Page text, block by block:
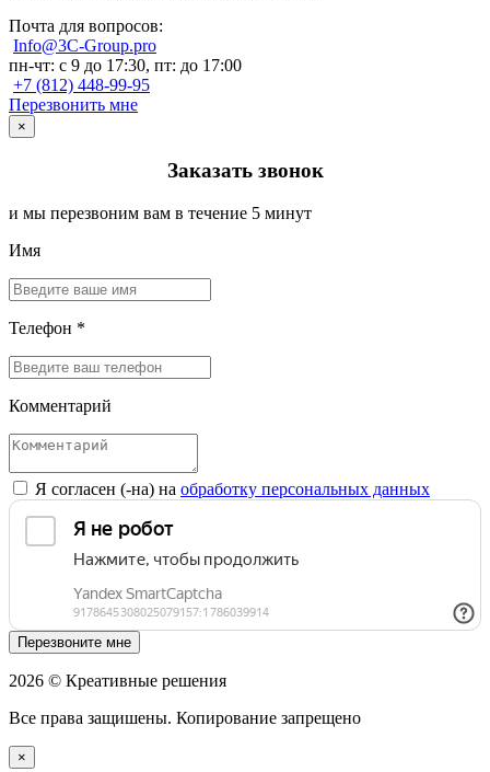
Почта для вопросов:
Info@3C-Group.pro
пн-чт: с 9 до 17:30, пт: до 17:00
+7 (812) 448-99-95
Перезвонить мне
×
Заказать звонок
и мы перезвоним вам в течение 5 минут
Имя
Телефон *
Комментарий
Я согласен (-на) на обработку персональных данных
Перезвоните мне
2026 © Креативные решения
Все права защишены. Копирование запрещено
×